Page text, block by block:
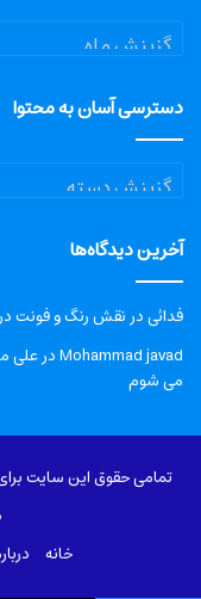
آرشیو
دسترسی آسان به محتوا
دسترسی
آسان
محتوا
آخرین دیدگاه‌ها
فدائیدرنقش رنگ و فونت در
Mohammad javadدرعلی
می شوم
تمامی حقوق این سایت
خانه